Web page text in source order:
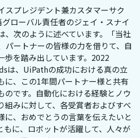
スプレジデント兼カスタマーサク
ローバル責任者のジェイ・スナイ
、次のように述べています。「当社
パートナーの皆様の力を借りて、自
歩を踏み出しています。2022
は、UiPathの成功における真の立
に、この1年間パートナー様と共有
のです。自動化における経験とノウ
組みに対して、各受賞者およびすべ
に、おめでとうの言葉を伝えたいと
もに、ロボットが活躍して、人々が